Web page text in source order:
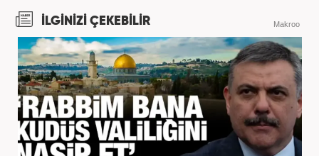
İLGİNİZİ ÇEKEBİLİR Makroo